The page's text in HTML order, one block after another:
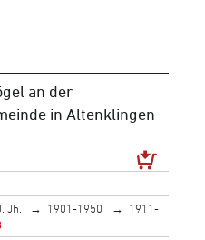
an der
in Altenklingen
Jh. 1901-1950
1911-